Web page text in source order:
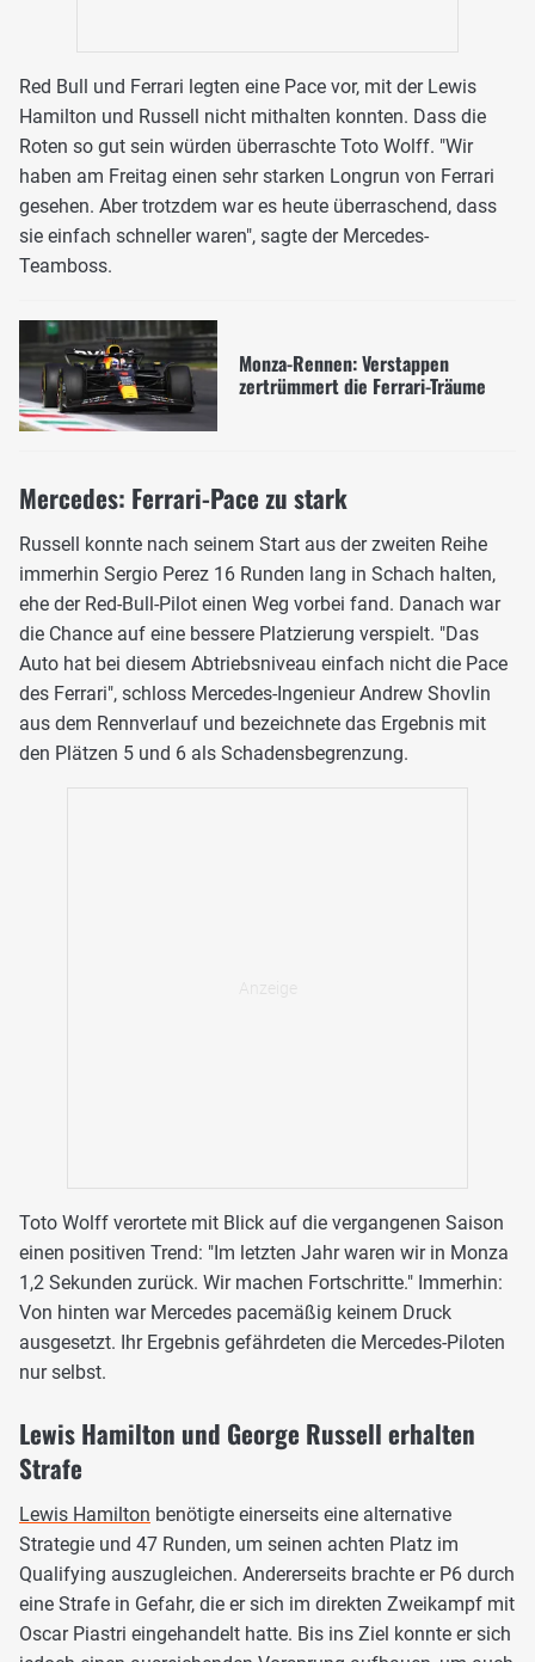
Red Bull und Ferrari legten eine Pace vor, mit der Lewis
Hamilton und Russell nicht mithalten konnten. Dass die
Roten so gut sein würden überraschte Toto Wolff. "Wir
haben am Freitag einen sehr starken Longrun von Ferrari
gesehen. Aber trotzdem war es heute überraschend, dass
sie einfach schneller waren", sagte der Mercedes-
Teamboss.
Monza-Rennen: Verstappen
zertrümmert die Ferrari-Träume
Mercedes: Ferrari-Pace zu stark
Russell konnte nach seinem Start aus der zweiten Reihe
immerhin Sergio Perez 16 Runden lang in Schach halten,
ehe der Red-Bull-Pilot einen Weg vorbei fand. Danach war
die Chance auf eine bessere Platzierung verspielt. "Das
Auto hat bei diesem Abtriebsniveau einfach nicht die Pace
des Ferrari", schloss Mercedes-Ingenieur Andrew Shovlin
aus dem Rennverlauf und bezeichnete das Ergebnis mit
den Plätzen 5 und 6 als Schadensbegrenzung.
Toto Wolff verortete mit Blick auf die vergangenen Saison
einen positiven Trend: "Im letzten Jahr waren wir in Monza
1,2 Sekunden zurück. Wir machen Fortschritte." Immerhin:
Von hinten war Mercedes pacemäßig keinem Druck
ausgesetzt. Ihr Ergebnis gefährdeten die Mercedes-Piloten
nur selbst.
Lewis Hamilton und George Russell erhalten
Strafe
Lewis Hamilton benötigte einerseits eine alternative
Strategie und 47 Runden, um seinen achten Platz im
Qualifying auszugleichen. Andererseits brachte er P6 durch
eine Strafe in Gefahr, die er sich im direkten Zweikampf mit
Oscar Piastri eingehandelt hatte. Bis ins Ziel konnte er sich